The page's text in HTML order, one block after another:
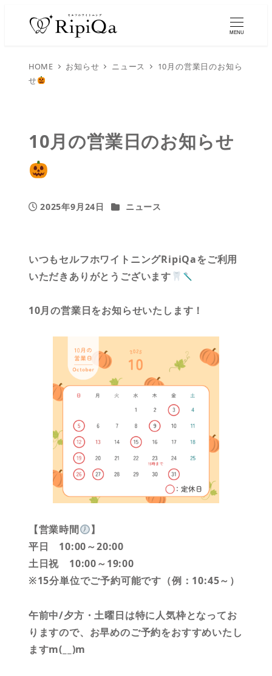
MENU
HOME お知らせ ニュース
10月の営業日のお知ら
せ
10月の営業日のお知らせ
投稿日
2025年9月24日 カテゴリー
ニュース
いつもセルフホワイトニングRipiQaをご利用
いただきありがとうございます
10月の営業日をお知らせいたします！
【営業時間
】
平日 10:00～20:00
土日祝 10:00～19:00
※15分単位でご予約可能です（例：10:45～）
午前中/夕方・土曜日は特に人気枠となってお
りますので、お早めのご予約をおすすめいたし
ますm(__)m